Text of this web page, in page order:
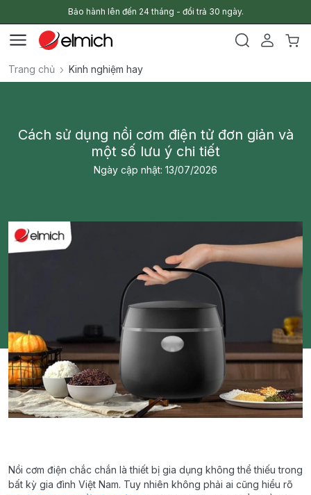
Bảo hành lên đến 24 tháng - đổi trả 30 ngày.
Trang chủ Kinh nghiệm hay
Cách sử dụng nồi cơm điện tử đơn giản và
một số lưu ý chi tiết
Ngày cập nhật: 13/07/2026
Nồi cơm điện chắc chắn là thiết bị gia dụng không thể thiếu trong
bất kỳ gia đình Việt Nam. Tuy nhiên không phải ai cũng hiểu rõ